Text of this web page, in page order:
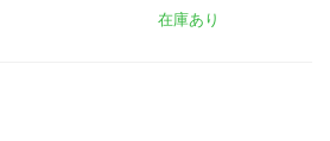
在庫あり